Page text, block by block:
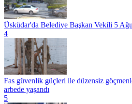
Üsküdar'da Belediye Başkan Vekili 5
4
Fas güvenlik güçleri ile düzensiz
arbede yaşandı
5